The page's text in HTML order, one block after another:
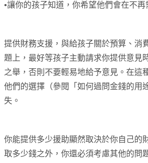
•讓你的孩子知道，你希望他們會在不
提供財務支援，與給孩子關於預算、消
題上，最好等孩子主動請求你提供意見
之舉，否則不要輕易地給予意見。在這
他們的選擇（參閱「如何過問金錢的用
失。
你能提供多少援助顯然取決於你自己的
取多少錢之外，你還必須考慮其他的問